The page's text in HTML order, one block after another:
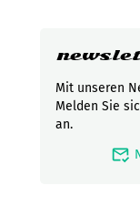
Mit unseren
Melden Sie
an.
mark_email_read